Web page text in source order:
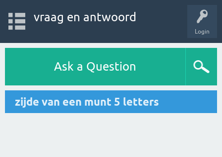
Login
vraag en antwoord
Ask a Question
zijde van een munt 5 letters